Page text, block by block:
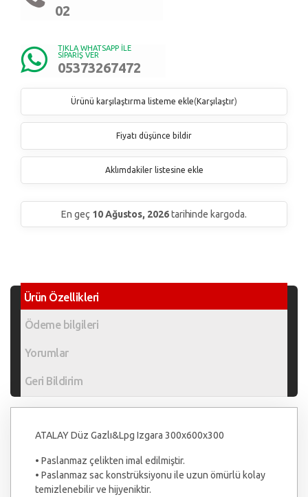
02
TIKLA WHATSAPP İLE
SİPARİŞ VER
05373267472
Ürünü karşılaştırma listeme ekle(Karşılaştır)
Fiyatı düşünce bildir
Aklımdakiler listesine ekle
En geç 10 Ağustos, 2026tarihinde kargoda.
Ürün Özellikleri
Ödeme bilgileri
Yorumlar
Geri Bildirim
ATALAY Düz Gazlı&Lpg Izgara 300x600x300
• Paslanmaz çelikten imal edilmiştir.
• Paslanmaz sac konstrüksiyonu ile uzun ömürlü kolay
temizlenebilir ve hijyeniktir.